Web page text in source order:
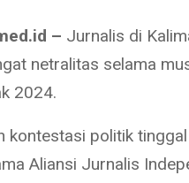
– Jurnalis di
netralitas selama
2024.
kontestasi politik
Aliansi Jurnalis